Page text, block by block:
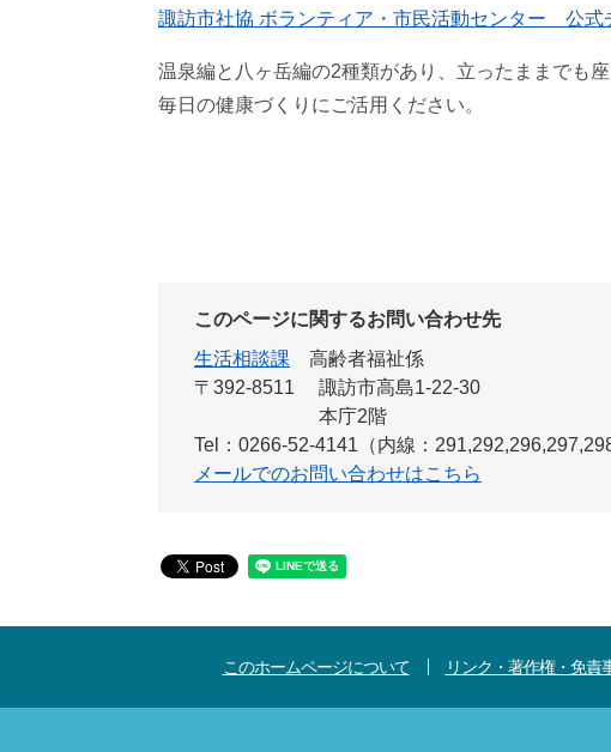
諏訪市社協 ボランティア・市民活動センター 公式
温泉編と八ヶ岳編の2種類があり、立ったままでも座
毎日の健康づくりにご活用ください。
このページに関するお問い合わせ先
生活相談課
高齢者福祉係
〒392-8511
諏訪市高島1-22-30
本庁2階
Tel：0266-52-4141（内線：291,292,296,297,298
メールでのお問い合わせはこちら
このホームページについて リンク・著作権・免責